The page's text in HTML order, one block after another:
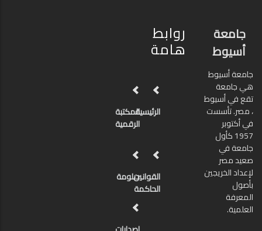
جامعة
أسيوط
جامعة أسيوط
هي جامعة
تقع في أسيوط
، مصر. تأسست
في أكتوبر
1957 كأول
جامعة في
صعيد مصر
لإعداد الخريجين
بأصول
المعرفة
العلمية.
روابط
هامة
الرئيسيةالمكتبة
الرقمية
القوانين
الحاكمة
دبلومة